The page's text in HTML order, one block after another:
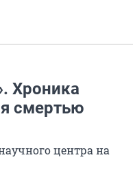
Хроника
смертью
центра на